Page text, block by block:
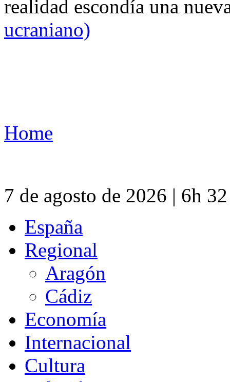
realidad escondía una
ucraniano)
Home
7 de agosto de 2026 | 6h
España
Regional
Aragón
Cádiz
Economía
Internacional
Cultura